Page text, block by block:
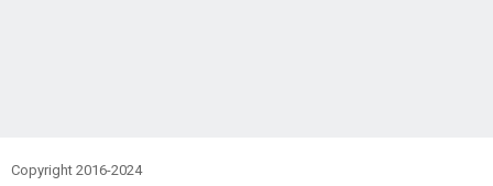
Copyright 2016-2024